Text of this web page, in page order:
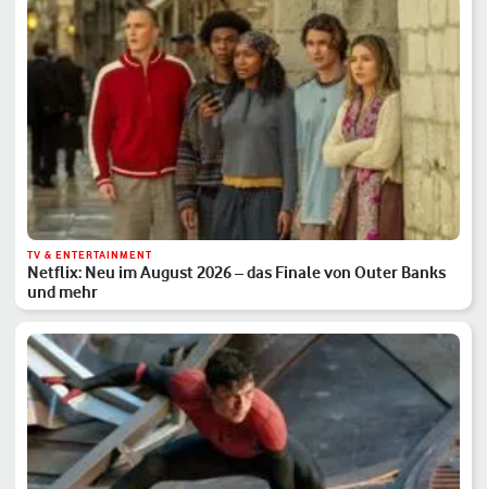
TV & ENTERTAINMENT
Netflix: Neu im August 2026 – das Finale von Outer Banks
und mehr